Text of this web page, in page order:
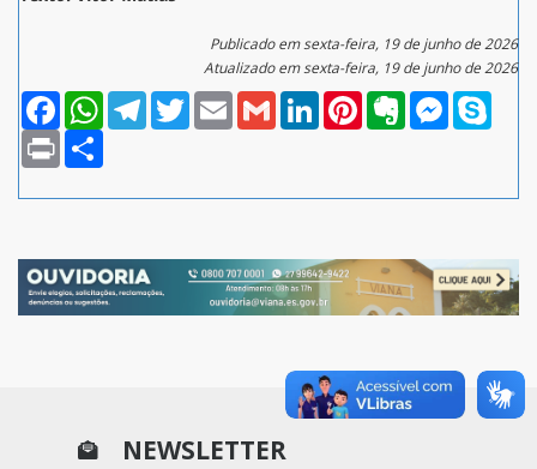
Publicado em sexta-feira, 19 de junho de 2026
Atualizado em sexta-feira, 19 de junho de 2026
FacebookWhatsAppTelegramTwitterEmail Gmail LinkedInPinterestEvernoteMessenger
Print
NEWSLETTER